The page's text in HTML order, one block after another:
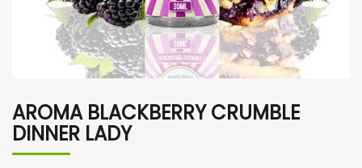
AROMA BLACKBERRY CRUMBLE
DINNER LADY